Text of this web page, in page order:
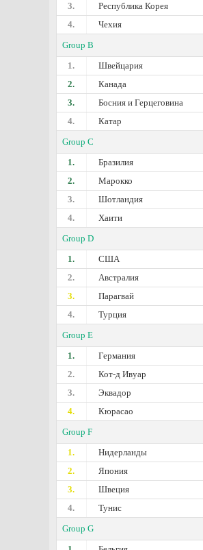
3.
Республика Корея
4.
Чехия
Group B
1.
Швейцария
2.
Канада
3.
Босния и Герцеговина
4.
Катар
Group C
1.
Бразилия
2.
Марокко
3.
Шотландия
4.
Хаити
Group D
1.
США
2.
Австралия
3.
Парагвай
4.
Турция
Group E
1.
Германия
2.
Кот-д Ивуар
3.
Эквадор
4.
Кюрасао
Group F
1.
Нидерланды
2.
Япония
3.
Швеция
4.
Тунис
Group G